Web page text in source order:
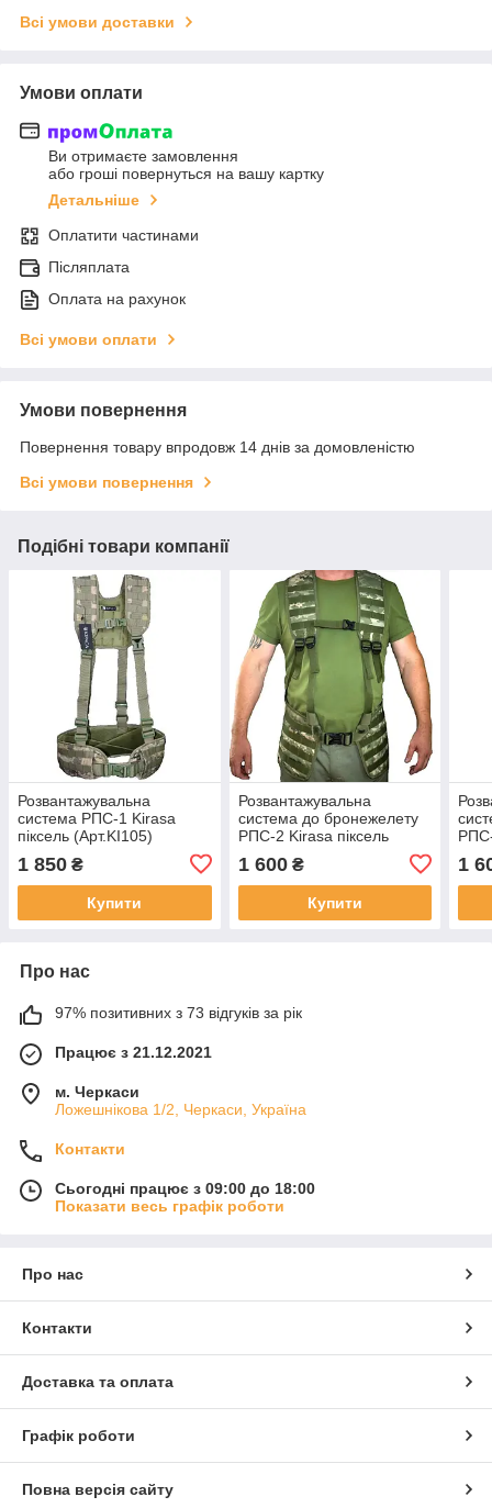
Всі умови доставки
Умови оплати
Ви отримаєте замовлення
або гроші повернуться на вашу картку
Детальніше
Оплатити частинами
Післяплата
Оплата на рахунок
Всі умови оплати
Умови повернення
Повернення товару впродовж 14 днів за домовленістю
Всі умови повернення
Подібні товари компанії
Розвантажувальна
система РПС-1 Kirasa
піксель (Арт.KI105)
1 850 ₴
Купити
Розвантажувальна
система до бронежелету
РПС-2 Kirasa піксель
1 600₴
Купити
1
Про нас
97% позитивних з 73 відгуків за рік
Працює з 21.12.2021
м. Черкаси
Ложешнікова 1/2, Черкаси, Україна
Контакти
Сьогодні працює з 09:00 до 18:00
Показати весь графік роботи
Про нас
Контакти
Доставка та оплата
Графік роботи
Повна версія сайту